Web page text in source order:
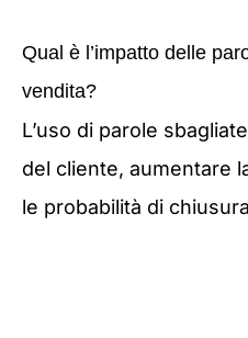
Qual è l’impatto delle
vendita?
L’uso di parole
del cliente, aumentare
le probabilità di